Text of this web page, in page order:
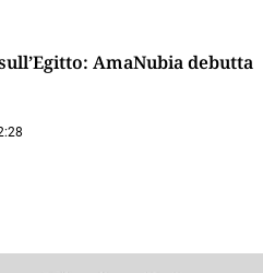
AmaNubia debutta